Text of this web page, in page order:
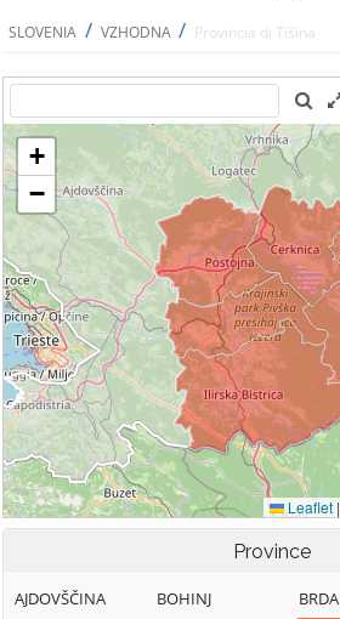
SLOVENIA / VZHODNA / Provincia di Tišina
Province
AJDOVŠČINA
BOHINJ
BRDA